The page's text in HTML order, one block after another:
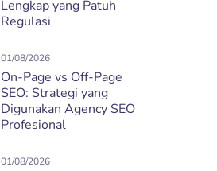
Lengkap yang Patuh
Regulasi
01/08/2026
On-Page vs Off-Page
SEO: Strategi yang
Digunakan Agency SEO
Profesional
01/08/2026